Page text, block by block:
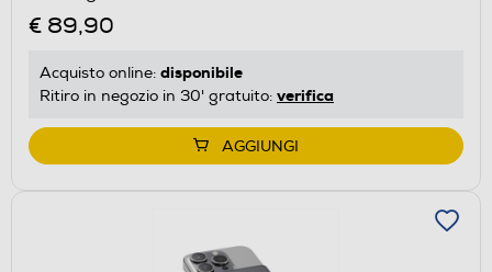
€ 89,90
Acquisto online: disponibile
Ritiro in negozio in 30' gratuito: verifica
AGGIUNGI